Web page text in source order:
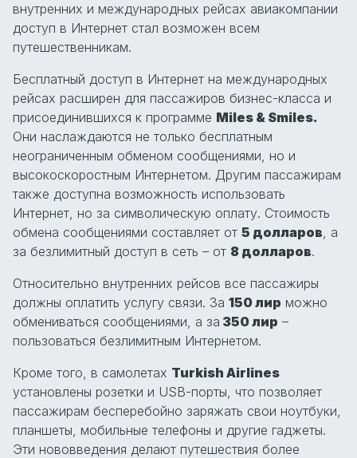
внутренних и международных рейсах авиакомпании
доступ в Интернет стал возможен всем
путешественникам.
Бесплатный доступ в Интернет на международных
рейсах расширен для пассажиров бизнес-класса и
присоединившихся к программе Miles & Smiles.
Они наслаждаются не только бесплатным
неограниченным обменом сообщениями, но и
высокоскоростным Интернетом. Другим пассажирам
также доступна возможность использовать
Интернет, но за символическую оплату. Стоимость
обмена сообщениями составляет от 5 долларов, а
за безлимитный доступ в сеть – от 8 долларов.
Относительно внутренних рейсов все пассажиры
должны оплатить услугу связи. За 150 лир можно
обмениваться сообщениями, а за 350 лир –
пользоваться безлимитным Интернетом.
Кроме того, в самолетах Turkish Airlines
установлены розетки и USB-порты, что позволяет
пассажирам бесперебойно заряжать свои ноутбуки,
планшеты, мобильные телефоны и другие гаджеты.
Эти нововведения делают путешествия более